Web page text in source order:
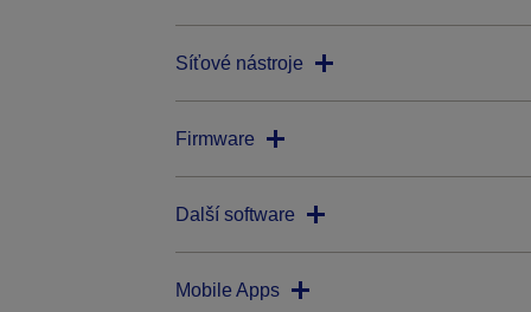
Síťové nástroje
Firmware
Další software
Mobile Apps